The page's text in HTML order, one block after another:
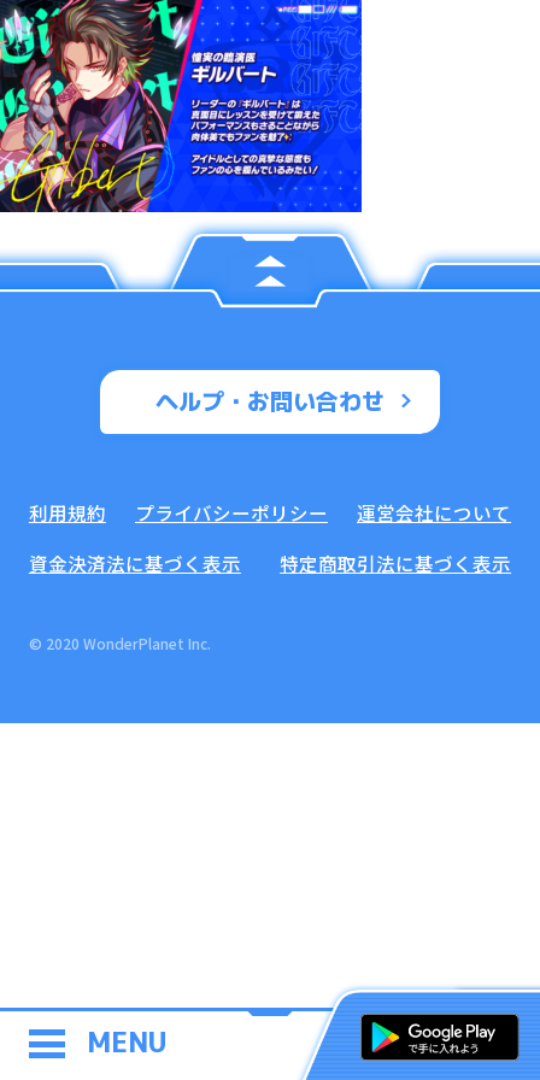
MENU
ヘルプ・お問い合わせ
利用規約 プライバシーポリシー
運営会社について
資金決済法に基づく表示
特定商取引法に基づく表示
© 2020 WonderPlanet Inc.